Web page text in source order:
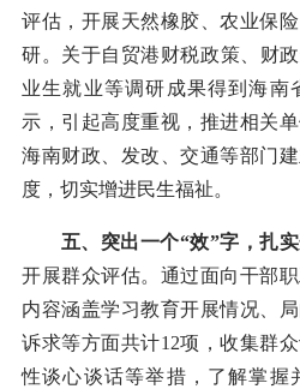
评估，开展天然橡胶、农业保
研。关于自贸港财税政策、财
业生就业等调研成果得到海南
示，引起高度重视，推进相关
海南财政、发改、交通等部门
度，切实增进民生福祉。
五、突出一个“效”字，扎实
开展群众评估。通过面向干部
内容涵盖学习教育开展情况、
诉求等方面共计12项，收集群
性谈心谈话等举措，了解掌握